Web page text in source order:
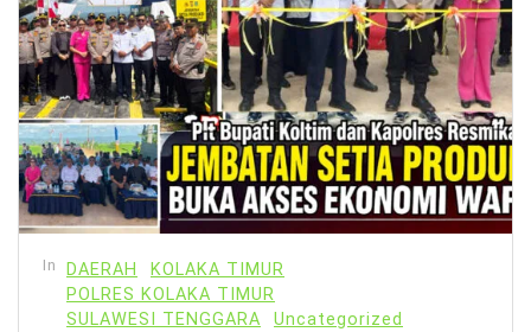
In DAERAH
KOLAKA TIMUR
POLRES KOLAKA TIMUR
SULAWESI TENGGARA
Uncategorized